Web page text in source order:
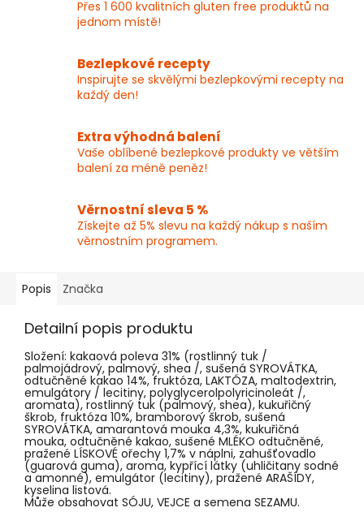
Přes 1 600 kvalitních gluten free produktů na
jednom místě!
Bezlepkové recepty
Inspirujte se skvělými bezlepkovými recepty na
každý den!
Extra výhodná balení
Vaše oblíbené bezlepkové produkty ve větším
balení za méně peněz!
Věrnostní sleva 5 %
Získejte až 5% slevu na každý nákup s naším
věrnostním programem.
Popis Značka
Detailní popis produktu
Složení: kakaová poleva 31% (rostlinný tuk /
palmojádrový, palmový, shea /, sušená SYROVÁTKA,
odtučněné kakao 14%, fruktóza, LAKTÓZA, maltodextrin,
emulgátory / lecitiny, polyglycerolpolyricinoleát /,
aromata), rostlinný tuk (palmový, shea), kukuřičný
škrob, fruktóza 10%, bramborový škrob, sušená
SYROVÁTKA, amarantová mouka 4,3%, kukuřičná
mouka, odtučněné kakao, sušené MLÉKO odtučněné,
pražené LÍSKOVÉ ořechy 1,7% v náplni, zahušťovadlo
(guarová guma), aroma, kypřící látky (uhličitany sodné
a amonné), emulgátor (lecitiny), pražené ARAŠÍDY,
kyselina listová.
Může obsahovat SÓJU, VEJCE a semena SEZAMU.